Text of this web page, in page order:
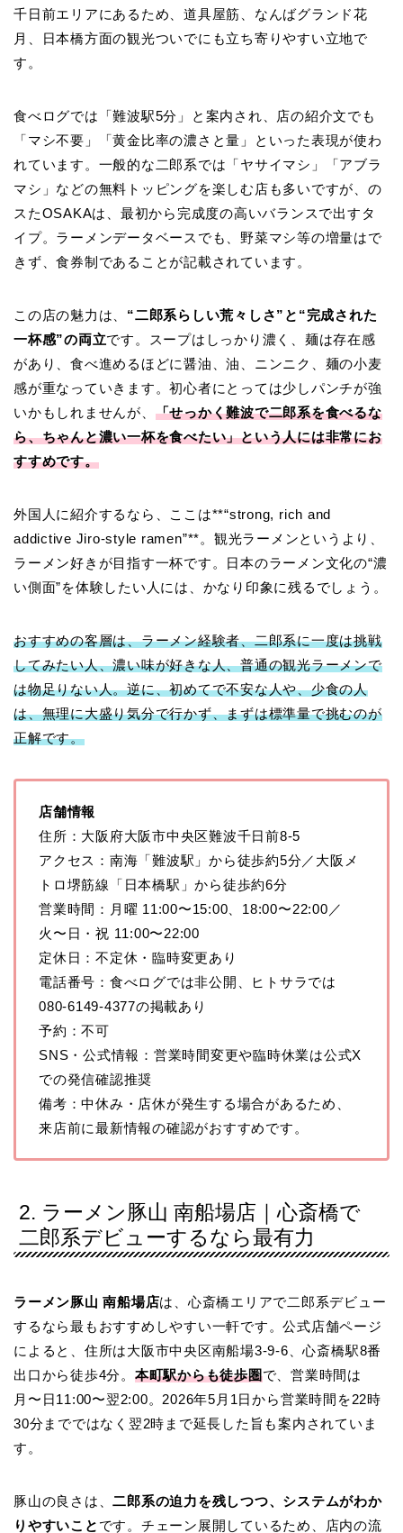
千日前エリアにあるため、道具屋筋、なんばグランド花
月、日本橋方面の観光ついでにも立ち寄りやすい立地で
す。
食べログでは「難波駅5分」と案内され、店の紹介文でも
「マシ不要」「黄金比率の濃さと量」といった表現が使わ
れています。一般的な二郎系では「ヤサイマシ」「アブラ
マシ」などの無料トッピングを楽しむ店も多いですが、の
スたOSAKAは、最初から完成度の高いバランスで出すタ
イプ。ラーメンデータベースでも、野菜マシ等の増量はで
きず、食券制であることが記載されています。
この店の魅力は、 “二郎系らしい荒々しさ”と“完成された
一杯感”の両立です。スープはしっかり濃く、麺は存在感
があり、食べ進めるほどに醤油、油、ニンニク、麺の小麦
感が重なっていきます。初心者にとっては少しパンチが強
いかもしれませんが、 「せっかく難波で二郎系を食べるな
ら、ちゃんと濃い一杯を食べたい」という人には非常にお
すすめです。
外国人に紹介するなら、ここは**“strong, rich and
addictive Jiro-style ramen”**。観光ラーメンというより、
ラーメン好きが目指す一杯です。日本のラーメン文化の“濃
い側面”を体験したい人には、かなり印象に残るでしょう。
おすすめの客層は、ラーメン経験者、二郎系に一度は挑戦
してみたい人、濃い味が好きな人、普通の観光ラーメンで
は物足りない人。逆に、初めてで不安な人や、少食の人
は、無理に大盛り気分で行かず、まずは標準量で挑むのが
正解です。
店舗情報
住所：大阪府大阪市中央区難波千日前8-5
アクセス：南海「難波駅」から徒歩約5分／大阪メ
トロ堺筋線「日本橋駅」から徒歩約6分
営業時間：月曜 11:00〜15:00、18:00〜22:00／
火〜日・祝 11:00〜22:00
定休日：不定休・臨時変更あり
電話番号：食べログでは非公開、ヒトサラでは
080-6149-4377の掲載あり
予約：不可
SNS・公式情報：営業時間変更や臨時休業は公式X
での発信確認推奨
備考：中休み・店休が発生する場合があるため、
来店前に最新情報の確認がおすすめです。
2. ラーメン豚山 南船場店｜心斎橋で
二郎系デビューするなら最有力
ラーメン豚山 南船場店は、心斎橋エリアで二郎系デビュー
するなら最もおすすめしやすい一軒です。公式店舗ページ
によると、住所は大阪市中央区南船場3-9-6、心斎橋駅8番
出口から徒歩4分。 本町駅からも徒歩圏で、営業時間は
月〜日11:00〜翌2:00。2026年5月1日から営業時間を22時
30分までではなく翌2時まで延長した旨も案内されていま
す。
豚山の良さは、二郎系の迫力を残しつつ、システムがわか
りやすいこと です。チェーン展開しているため、店内の流